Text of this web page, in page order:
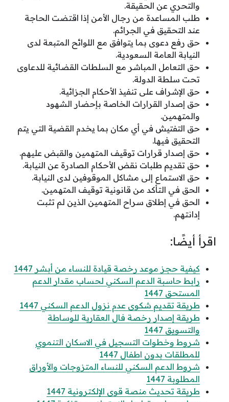
والتحري عن الحقيقة.
طلب المساعدة من رجال الأمن إذا اقتضت الحاجة
عند التحقيق في الجرائم.
حق رفع دعوى بما يتوافق مع اللوائح المتبعة لدى
النيابة العامة السعودية.
حق التعامل المباشر مع السلطات القضائية للدعاوى
تحت سلطة الدولة.
حق الإشراف على تنفيذ الأحكام الجزائية.
حق إصدار القرارات الخاصة بإحضار الشهود
والمتهمين.
حق التفتيش في أي مكان بما يخدم القضية التي يتم
التحقيق فيها.
حق إصدار قرارات توقيف المتهمين والقبض عليهم.
حق تقديم طلبات نقض الأحكام الصادرة عن النيابة.
حق الاستماع إلى مشاكل الموقوفين لدى النيابة.
الحق في التأكد من قانونية توقيف المتهمين.
الحق في إطلاق سراح المتهمين الذين لم تثبت
إدانتهم.
اقرأ أيضًا:
كيفية حجز موعد رخصة قيادة للنساء من أبشر 1447
رابط حاسبة الدعم السكني لحساب مقدار الدعم
المستحق 1447
طريقة تقديم شكوى عدم نزول الدعم السكني 1447
طريقة إصدار رخصة فال العقارية للوساطة
والتسويق 1447
شروط وخطوات التسجيل في الاسكان التنموي
للمطلقات بدون اطفال 1447
شروط الدعم السكني للنساء المتزوجات والأوراق
المطلوبة 1447
طريقة تحديث منصة قوى الإلكترونية 1447